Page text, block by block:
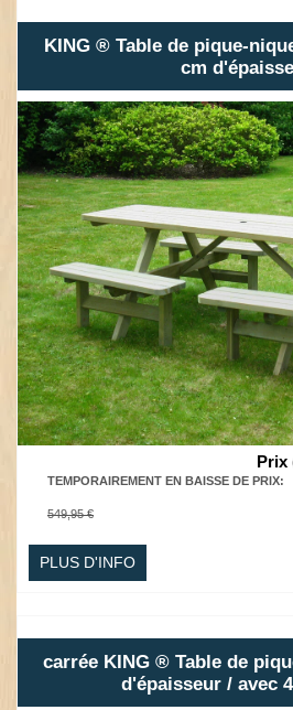
KING ® Table de pique-
cm
Prix
TEMPORAIREMENT EN BAISSE DE PRIX:
549,95 €
PLUS D'INFO
carrée KING ® Table de
d'épaisseur / avec